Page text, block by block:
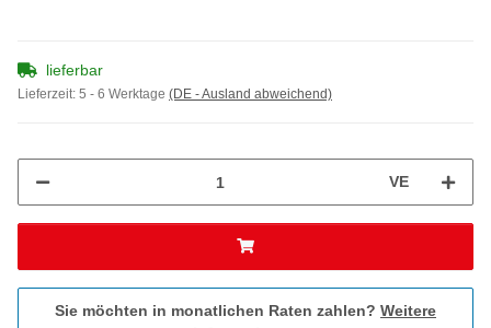
lieferbar
Lieferzeit: 5 - 6 Werktage (DE - Ausland abweichend)
VE
Sie möchten in monatlichen Raten zahlen? Weitere